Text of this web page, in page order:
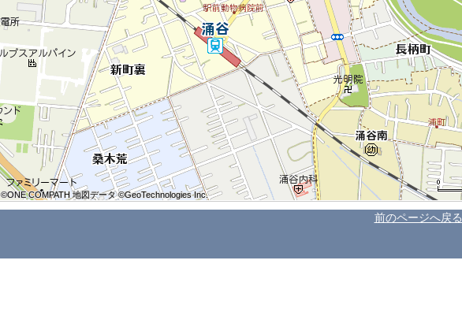
©ONE COMPATH 地図データ ©GeoTechnologies Inc.
©ONE COMPATH 地図データ ©GeoTechnologies Inc.
©ONE COMPATH 地図データ ©GeoTechnologies Inc.
©ONE COMPATH 地図データ ©GeoTechnologies Inc.
©ONE COMPATH 地図データ ©GeoTechnologies Inc.
©ONE COMPATH 地図データ ©GeoTechnologies Inc.
©ONE COMPATH 地図データ ©GeoTechnologies Inc.
©ONE COMPATH 地図データ ©GeoTechnologies Inc.
©ONE COMPATH 地図データ ©GeoTechnologies Inc.
前のページへ戻る